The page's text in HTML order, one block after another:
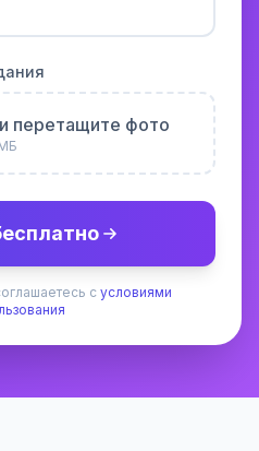
перетащите фото
сусловиями